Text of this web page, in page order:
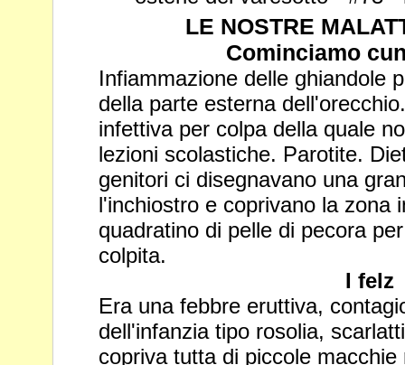
LE NOSTRE
Cominciamo
Infiammazione delle ghiandole
della parte esterna
infettiva per colpa della quale
lezioni scolastiche. Parotite.
genitori ci disegnavano una
l'inchiostro e coprivano la zona
quadratino di pelle di pecora
colpita.
I felz
Era una febbre eruttiva,
dell'infanzia tipo rosolia,
copriva tutta di piccole